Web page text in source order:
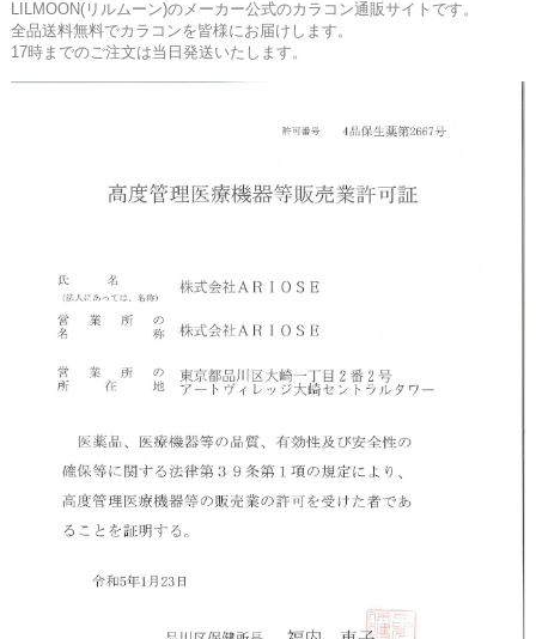
LILMOON(リルムーン)のメーカー公式のカラコン通販サイトです。
全品送料無料でカラコンを皆様にお届けします。
17時までのご注文は当日発送いたします。